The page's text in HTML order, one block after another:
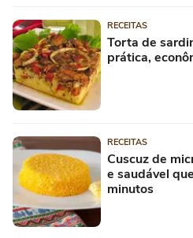
RECEITAS
Torta de
prática,
RECEITAS
Cuscuz de
e saudável
minutos